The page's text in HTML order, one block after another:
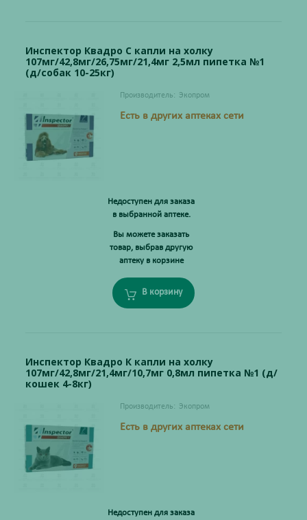
Инспектор Квадро С капли на холку
107мг/42,8мг/26,75мг/21,4мг 2,5мл пипетка №1
(д/собак 10-25кг)
Производитель: Экопром
Есть в других аптеках сети
Недоступен для заказа
в выбранной аптеке.
Вы можете заказать
товар, выбрав другую
аптеку в корзине
В корзину
Инспектор Квадро К капли на холку
107мг/42,8мг/21,4мг/10,7мг 0,8мл пипетка №1 (д/
кошек 4-8кг)
Производитель: Экопром
Есть в других аптеках сети
Недоступен для заказа